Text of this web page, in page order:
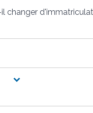
changer